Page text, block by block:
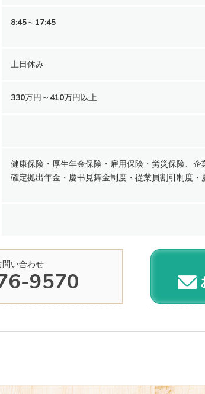
8:45～17:45
土日休み
330万円～410万円以上
健康保険・厚生年金保険・雇用保険・労災保険、企
確定拠出年金・慶弔見舞金制度・従業員割引制度・
い合わせ
9570